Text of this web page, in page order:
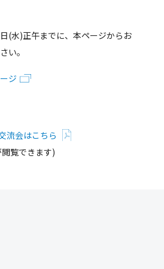
(水)正午までに、本ページからお
い。
ジ
流会はこちら
覧できます)